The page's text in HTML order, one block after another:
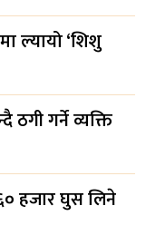
ल्यायो ‘शिशु
ठगी गर्ने व्यक्ति
हजार घुस लिने